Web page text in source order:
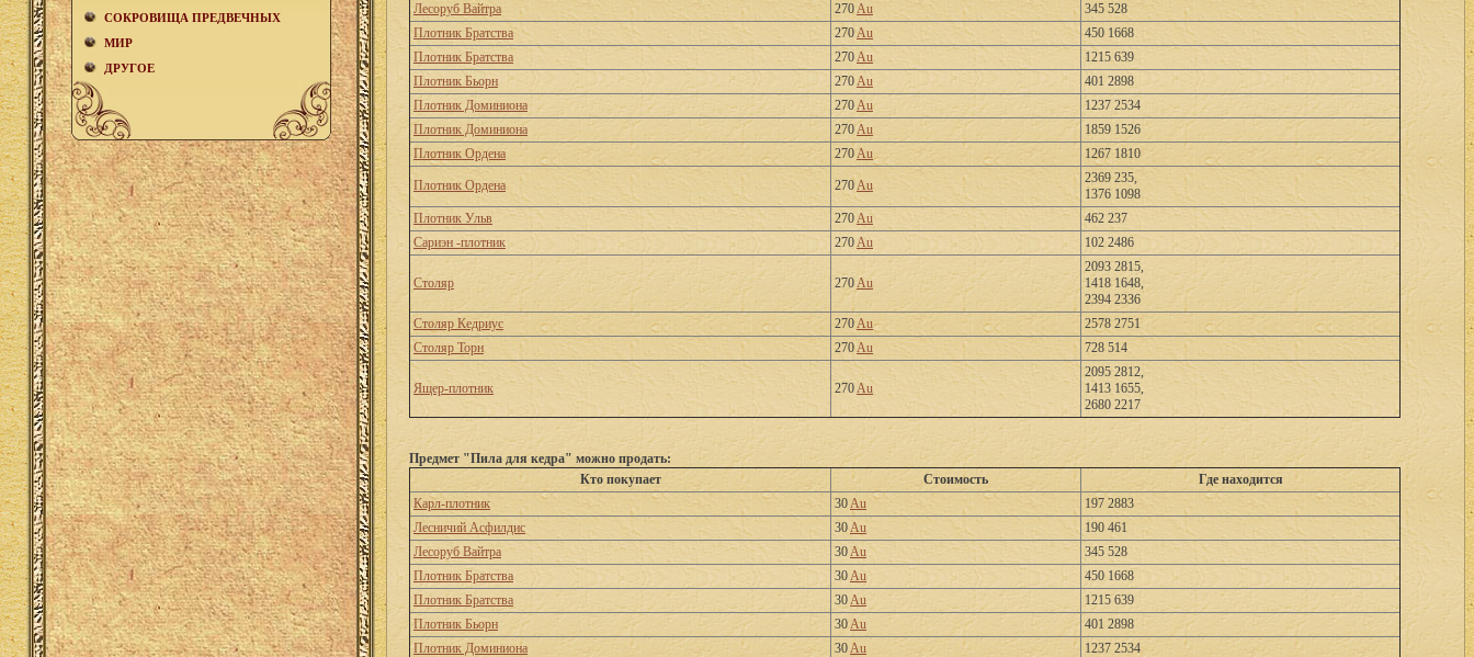
СОКРОВИЩА ПРЕДВЕЧНЫХ
МИР
ДРУГОЕ
Лесоруб Вайтра
270Au
345 528
Плотник Братства
270Au
450 1668
Плотник Братства
270Au
1215 639
Плотник Бьорн
270Au
401 2898
Плотник Доминиона
270Au
1237 2534
Плотник Доминиона
270Au
1859 1526
Плотник Ордена
270Au 1267 1810
Плотник Ордена 270Au
2369 235,
1376 1098
Плотник Ульв
270Au
462 237
Сариэн -плотник
270Au 102 2486
Столяр 270Au
2093 2815,
1418 1648,
2394 2336
Столяр Кедриус
270Au
2578 2751
Столяр Торн
270Au 728 514
Ящер-плотник 270Au
2095 2812,
1413 1655,
2680 2217
Предмет "Пила для кедра" можно продать:
Кто покупает
Стоимость
Где находится
Карл-плотник
30Au
197 2883
Лесничий Асфилдис
30Au
190 461
Лесоруб Вайтра
30Au
345 528
Плотник Братства
30Au
450 1668
Плотник Братства
30Au
1215 639
Плотник Бьорн
30Au
401 2898
Плотник Доминиона
30Au
1237 2534